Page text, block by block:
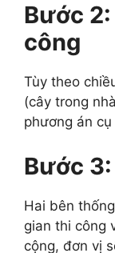
Bước
công
Tùy theo
(cây trong
phương án
Bước
Hai bên
gian thi công
cộng, đơn vị